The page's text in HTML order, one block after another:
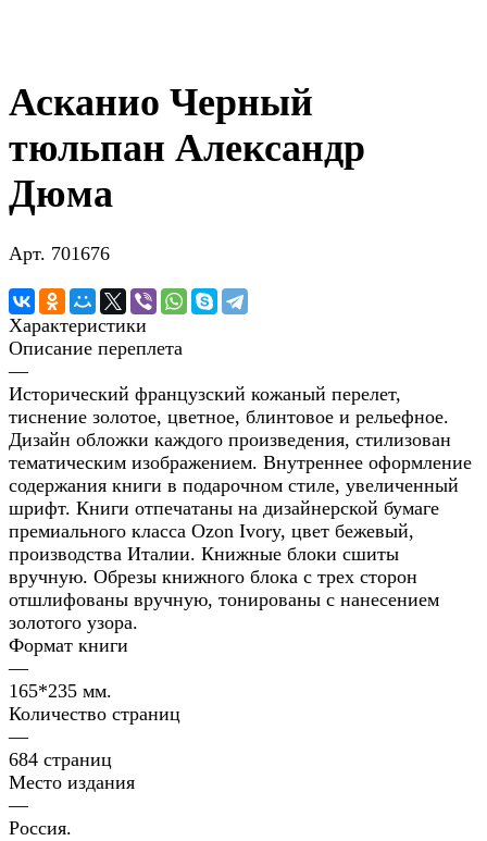
Асканио Черный
тюльпан Александр
Дюма
Арт. 701676
Характеристики
Описание переплета
—
Исторический французский кожаный перелет,
тиснение золотое, цветное, блинтовое и рельефное.
Дизайн обложки каждого произведения, стилизован
тематическим изображением. Внутреннее оформление
содержания книги в подарочном стиле, увеличенный
шрифт. Книги отпечатаны на дизайнерской бумаге
премиального класса Ozon Ivory, цвет бежевый,
производства Италии. Книжные блоки сшиты
вручную. Обрезы книжного блока с трех сторон
отшлифованы вручную, тонированы с нанесением
золотого узора.
Формат книги
—
165*235 мм.
Количество страниц
—
684 страниц
Место издания
—
Россия.